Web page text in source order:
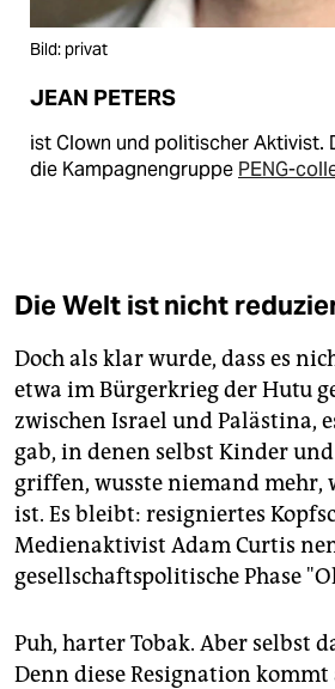
Bild: privat
JEAN PETERS
ist Clown und politischer Aktivist.
die Kampagnengruppe PENG-
Die Welt ist nicht
Doch als klar wurde, dass es
etwa im Bürgerkrieg der Hutu
zwischen Israel und Palästina,
gab, in denen selbst Kinder
griffen, wusste niemand mehr,
ist. Es bleibt: resigniertes
Medienaktivist Adam Curtis
gesellschaftspolitische Phase
Puh, harter Tobak. Aber selbst
Denn diese Resignation kommt